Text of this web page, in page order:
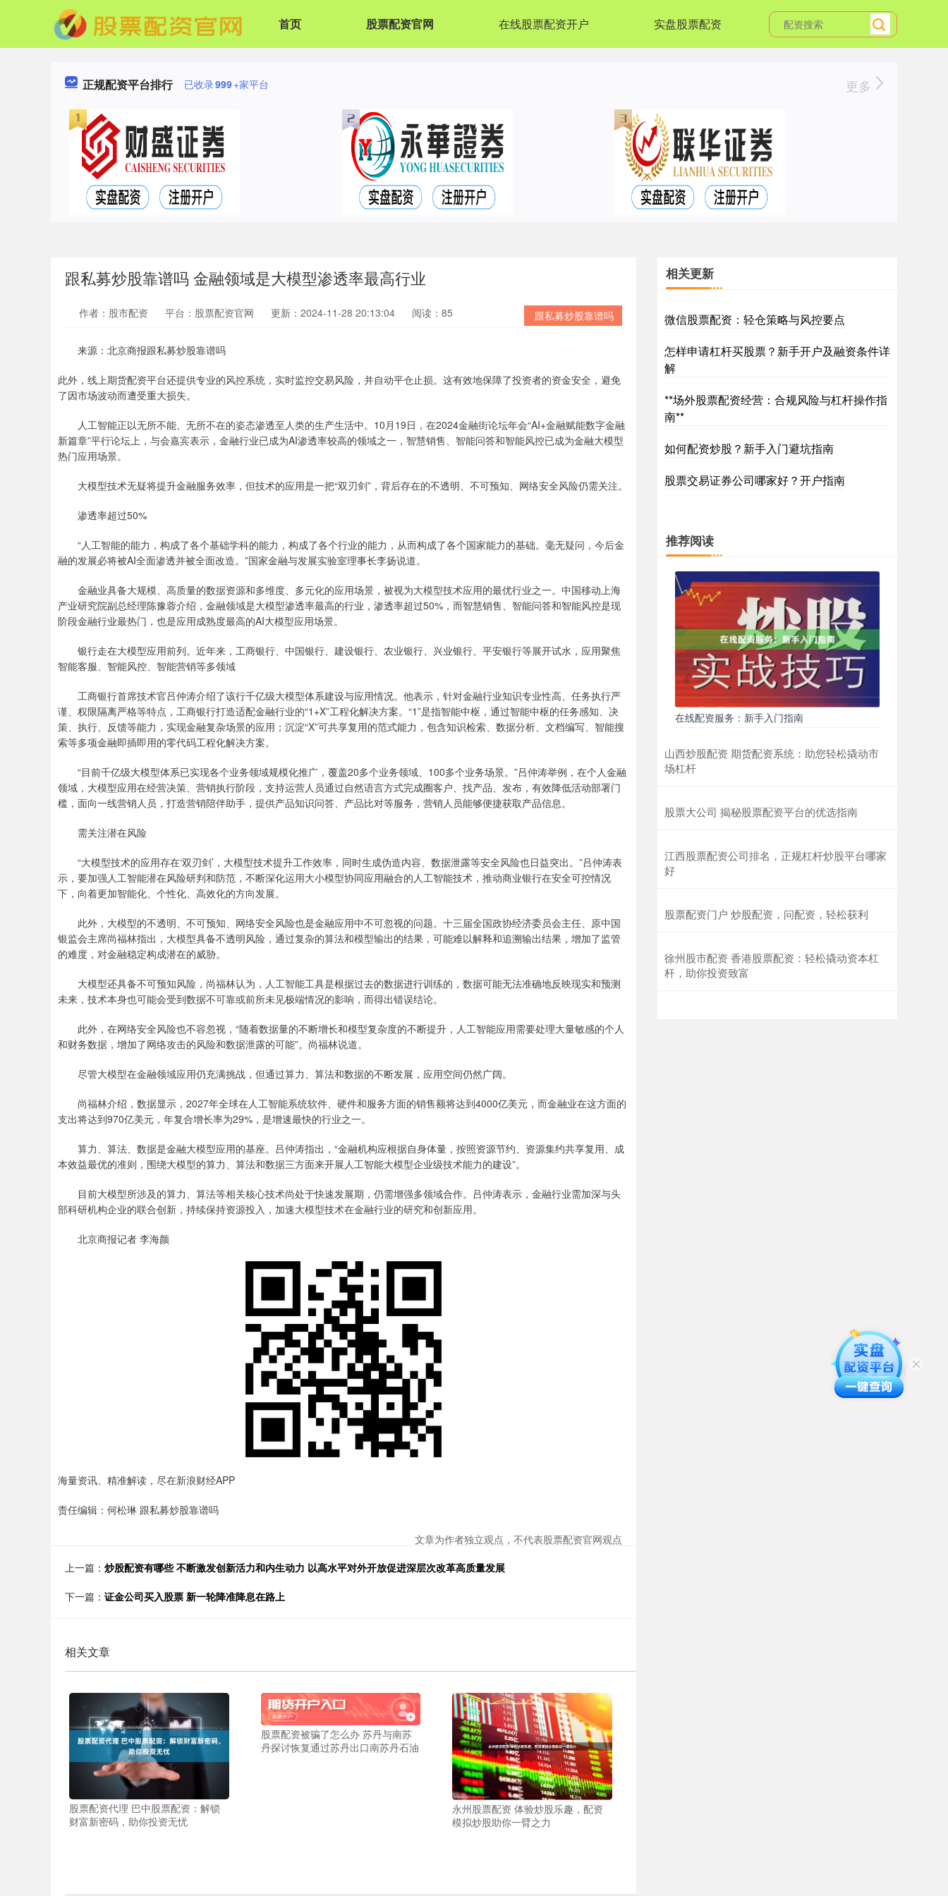
首页 股票配资官网 在线股票配资开户 实盘股票配资
正规配资平台排行 已收录999+家平台 更多
跟私募炒股靠谱吗 金融领域是大模型渗透率最高行业
跟私募炒股靠谱吗
作者：股市配资 平台：股票配资官网 更新：2024-11-28 20:13:04 阅读：85
来源：北京商报跟私募炒股靠谱吗
此外，线上期货配资平台还提供专业的风控系统，实时监控交易风险，并自动平仓止损。这有效地保障了投资者的资金安全，避免
了因市场波动而遭受重大损失。
人工智能正以无所不能、无所不在的姿态渗透至人类的生产生活中。10月19日，在2024金融街论坛年会“AI+金融赋能数字金融
新篇章”平行论坛上，与会嘉宾表示，金融行业已成为AI渗透率较高的领域之一，智慧销售、智能问答和智能风控已成为金融大模型
热门应用场景。
大模型技术无疑将提升金融服务效率，但技术的应用是一把“双刃剑”，背后存在的不透明、不可预知、网络安全风险仍需关注。
渗透率超过50%
“人工智能的能力，构成了各个基础学科的能力，构成了各个行业的能力，从而构成了各个国家能力的基础。毫无疑问，今后金
融的发展必将被AI全面渗透并被全面改造。”国家金融与发展实验室理事长李扬说道。
金融业具备大规模、高质量的数据资源和多维度、多元化的应用场景，被视为大模型技术应用的最优行业之一。中国移动上海
产业研究院副总经理陈豫蓉介绍，金融领域是大模型渗透率最高的行业，渗透率超过50%，而智慧销售、智能问答和智能风控是现
阶段金融行业最热门，也是应用成熟度最高的AI大模型应用场景。
银行走在大模型应用前列。近年来，工商银行、中国银行、建设银行、农业银行、兴业银行、平安银行等展开试水，应用聚焦
智能客服、智能风控、智能营销等多领域
工商银行首席技术官吕仲涛介绍了该行千亿级大模型体系建设与应用情况。他表示，针对金融行业知识专业性高、任务执行严
谨、权限隔离严格等特点，工商银行打造适配金融行业的“1+X”工程化解决方案。“1”是指智能中枢，通过智能中枢的任务感知、决
策、执行、反馈等能力，实现金融复杂场景的应用；沉淀“X”可共享复用的范式能力，包含知识检索、数据分析、文档编写、智能搜
索等多项金融即插即用的零代码工程化解决方案。
“目前千亿级大模型体系已实现各个业务领域规模化推广，覆盖20多个业务领域、100多个业务场景。”吕仲涛举例，在个人金融
领域，大模型应用在经营决策、营销执行阶段，支持运营人员通过自然语言方式完成圈客户、找产品、发布，有效降低活动部署门
槛，面向一线营销人员，打造营销陪伴助手，提供产品知识问答、产品比对等服务，营销人员能够便捷获取产品信息。
需关注潜在风险
“大模型技术的应用存在‘双刃剑’，大模型技术提升工作效率，同时生成伪造内容、数据泄露等安全风险也日益突出。”吕仲涛表
示，要加强人工智能潜在风险研判和防范，不断深化运用大小模型协同应用融合的人工智能技术，推动商业银行在安全可控情况
下，向着更加智能化、个性化、高效化的方向发展。
此外，大模型的不透明、不可预知、网络安全风险也是金融应用中不可忽视的问题。十三届全国政协经济委员会主任、原中国
银监会主席尚福林指出，大模型具备不透明风险，通过复杂的算法和模型输出的结果，可能难以解释和追溯输出结果，增加了监管
的难度，对金融稳定构成潜在的威胁。
大模型还具备不可预知风险，尚福林认为，人工智能工具是根据过去的数据进行训练的，数据可能无法准确地反映现实和预测
未来，技术本身也可能会受到数据不可靠或前所未见极端情况的影响，而得出错误结论。
此外，在网络安全风险也不容忽视，“随着数据量的不断增长和模型复杂度的不断提升，人工智能应用需要处理大量敏感的个人
和财务数据，增加了网络攻击的风险和数据泄露的可能”。尚福林说道。
尽管大模型在金融领域应用仍充满挑战，但通过算力、算法和数据的不断发展，应用空间仍然广阔。
尚福林介绍，数据显示，2027年全球在人工智能系统软件、硬件和服务方面的销售额将达到4000亿美元，而金融业在这方面的
支出将达到970亿美元，年复合增长率为29%，是增速最快的行业之一。
算力、算法、数据是金融大模型应用的基座。吕仲涛指出，“金融机构应根据自身体量，按照资源节约、资源集约共享复用、成
本效益最优的准则，围绕大模型的算力、算法和数据三方面来开展人工智能大模型企业级技术能力的建设”。
目前大模型所涉及的算力、算法等相关核心技术尚处于快速发展期，仍需增强多领域合作。吕仲涛表示，金融行业需加深与头
部科研机构企业的联合创新，持续保持资源投入，加速大模型技术在金融行业的研究和创新应用。
北京商报记者 李海颜
海量资讯、精准解读，尽在新浪财经APP
责任编辑：何松琳 跟私募炒股靠谱吗
文章为作者独立观点，不代表股票配资官网观点
上一篇： 炒股配资有哪些 不断激发创新活力和内生动力 以高水平对外开放促进深层次改革高质量发展
下一篇： 证金公司买入股票 新一轮降准降息在路上
相关文章
股票配资代理 巴中股票配资：解锁
财富新密码，助你投资无忧
股票配资被骗了怎么办 苏丹与南苏
丹探讨恢复通过苏丹出口南苏丹石油
永州股票配资 体验炒股乐趣，配资
模拟炒股助你一臂之力
相关更新
微信股票配资：轻仓策略与风控要点
怎样申请杠杆买股票？新手开户及融资条件详
解
**场外股票配资经营：合规风险与杠杆操作指
南**
如何配资炒股？新手入门避坑指南
股票交易证券公司哪家好？开户指南
推荐阅读
在线配资服务：新手入门指南
山西炒股配资 期货配资系统：助您轻松撬动市
场杠杆
股票大公司 揭秘股票配资平台的优选指南
江西股票配资公司排名，正规杠杆炒股平台哪家
好
股票配资门户 炒股配资，问配资，轻松获利
徐州股市配资 香港股票配资：轻松撬动资本杠
杆，助你投资致富